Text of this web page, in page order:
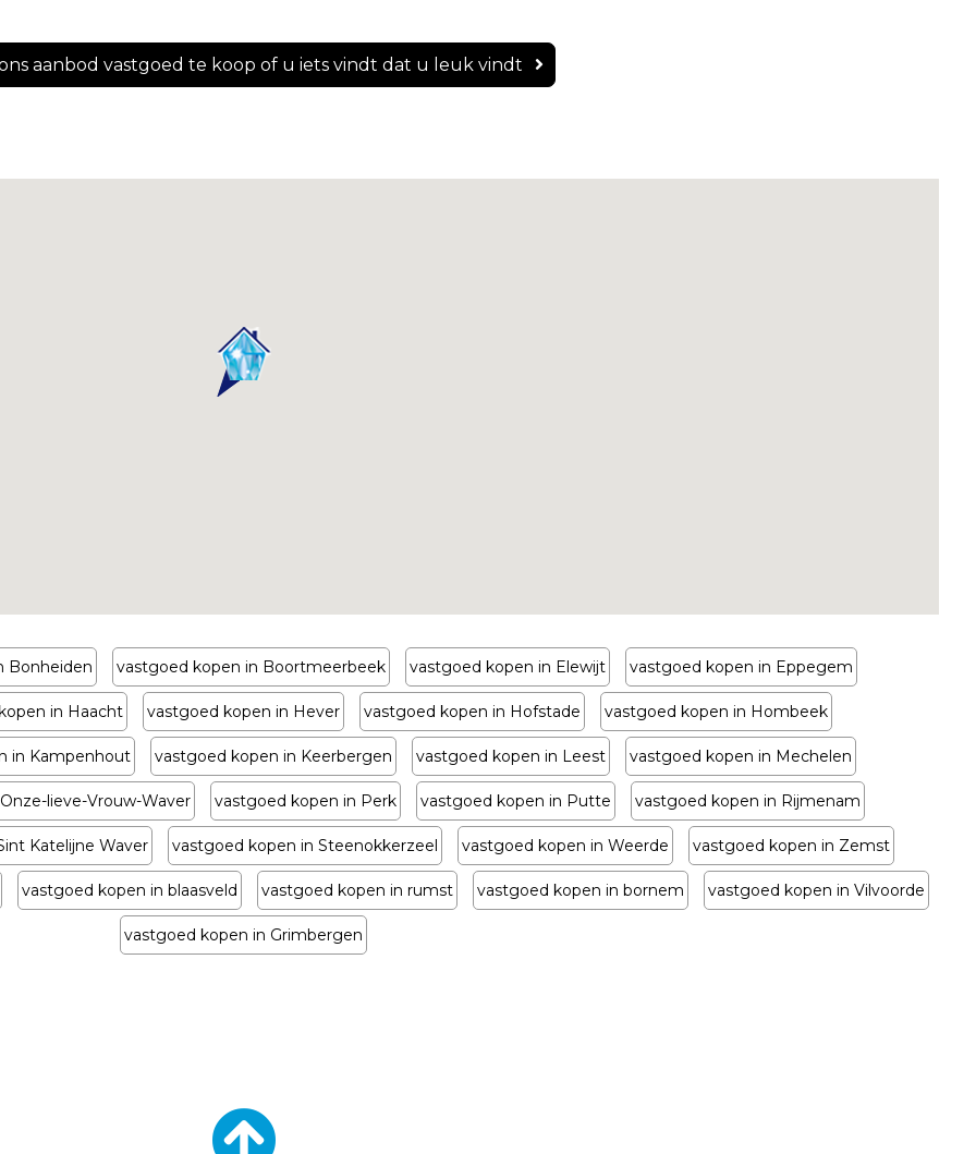
aanbod vastgoed te koop of u iets vindt dat u leuk vindt
Bonheiden vastgoed kopen in Boortmeerbeek vastgoed kopen in Elewijt vastgoed kopen in Eppegem
in Haacht vastgoed kopen in Hever vastgoed kopen in Hofstade vastgoed kopen in Hombeek
in Kampenhout vastgoed kopen in Keerbergen vastgoed kopen in Leest vastgoed kopen in Mechelen
lieve-Vrouw-Waver vastgoed kopen in Perk vastgoed kopen in Putte vastgoed kopen in Rijmenam
Katelijne Waver vastgoed kopen in Steenokkerzeel vastgoed kopen in Weerde vastgoed kopen in Zemst
vastgoed kopen in blaasveld vastgoed kopen in rumst vastgoed kopen in bornem vastgoed kopen in Vilvoorde
vastgoed kopen in Grimbergen